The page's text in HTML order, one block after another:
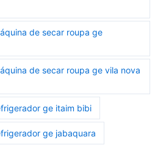
de secar roupa ge
de secar roupa ge vila nova
ge itaim bibi
ge jabaquara